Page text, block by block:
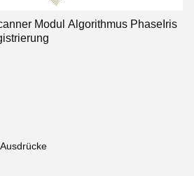
Modul Algorithmus PhaseIris